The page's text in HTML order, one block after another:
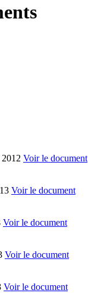
Voir le document
Voir le document
Voir le document
Voir le document
Voir le document